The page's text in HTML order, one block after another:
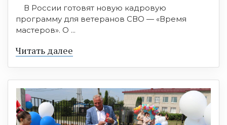
В России готовят новую кадровую
программу для ветеранов СВО — «Время
мастеров». О ...
Читать далее